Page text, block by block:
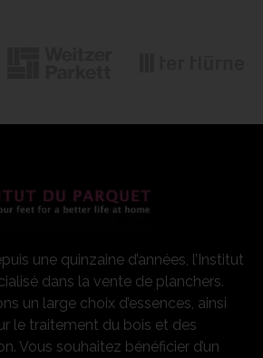
une quinzaine d’années, l’Institut
dans la vente de planchers.
un large choix d’essences, ainsi
le traitement du bois et des
Vous souhaitez bénéficier d’un